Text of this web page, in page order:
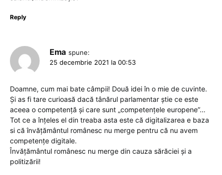
Reply
Ema spune:
25 decembrie 2021 la 00:53
Doamne, cum mai bate câmpii! Două idei în o mie de cuvinte.
Și as fi tare curioasă dacă tânărul parlamentar știe ce este
aceea o competență și care sunt „competențele europene”…
Tot ce a înțeles el din treaba asta este că digitalizarea e baza
si că învățământul românesc nu merge pentru că nu avem
competențe digitale.
Învățământul românesc nu merge din cauza sărăciei și a
politizării!